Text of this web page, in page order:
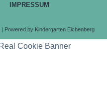
IMPRESSUM
Powered by Kindergarten Eichenberg
Cookie Banner